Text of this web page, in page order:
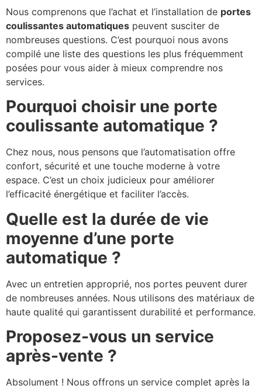
Nous comprenons que l’achat et l’installation de portes
coulissantes automatiques peuvent susciter de
nombreuses questions. C’est pourquoi nous avons
compilé une liste des questions les plus fréquemment
posées pour vous aider à mieux comprendre nos
services.
Pourquoi choisir une porte
coulissante automatique ?
Chez nous, nous pensons que l’automatisation offre
confort, sécurité et une touche moderne à votre
espace. C’est un choix judicieux pour améliorer
l’efficacité énergétique et faciliter l’accès.
Quelle est la durée de vie
moyenne d’une porte
automatique ?
Avec un entretien approprié, nos portes peuvent durer
de nombreuses années. Nous utilisons des matériaux de
haute qualité qui garantissent durabilité et performance.
Proposez-vous un service
après-vente ?
Absolument ! Nous offrons un service complet après la